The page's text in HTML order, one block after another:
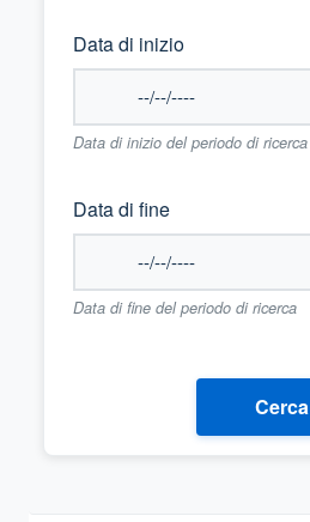
Data di inizio
Data di inizio del periodo di ricerca
Data di fine
Data di fine del periodo di ricerca
Cerca